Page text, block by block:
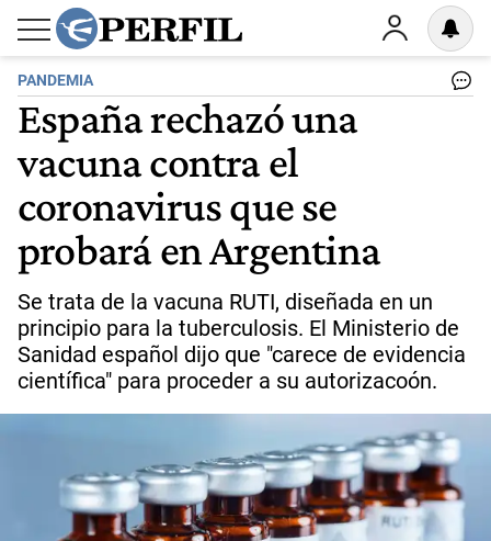
PANDEMIA
España rechazó una
vacuna contra el
coronavirus que se
probará en Argentina
Se trata de la vacuna RUTI, diseñada en un
principio para la tuberculosis. El Ministerio de
Sanidad español dijo que "carece de evidencia
científica" para proceder a su autorizacoón.